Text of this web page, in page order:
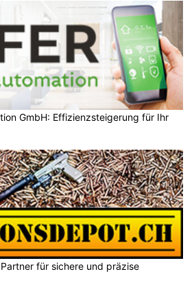
GmbH: Effizienzsteigerung für Ihr
für sichere und präzise